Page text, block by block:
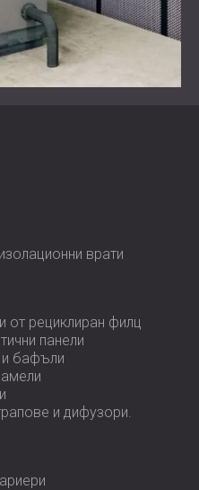
бариера.
на PZP панели
за този проект с
за подобряване
беше извършен от
4 седмици, значително
от решаващо значение
смущения и
от шум.
врати
от рециклиран филц
панели
и бафъли
и дифузoри.